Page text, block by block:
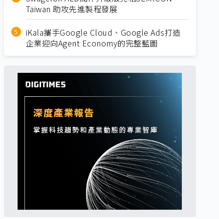
Taiwan 助攻先進製程發展
iKala攜手Google Cloud、Google Ads打造
企業迎向Agent Economy的完整藍圖